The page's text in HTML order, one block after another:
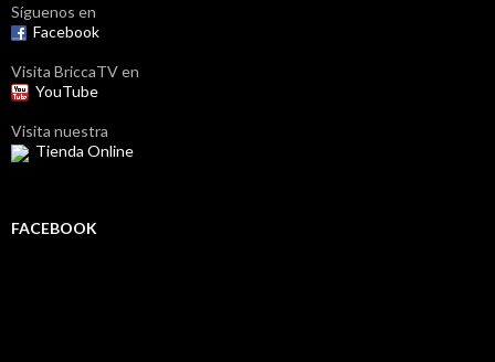
Síguenos en
Facebook
Visita BriccaTV en
YouTube
Visita nuestra
Tienda Online
FACEBOOK